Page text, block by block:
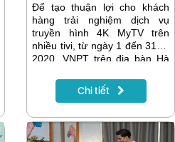
Để tạo thuận lợi cho khách
hàng trải nghiệm dịch vụ
truyền hình 4K MyTV trên
nhiều tivi, từ ngày 1 đến 31-3-
2020, VNPT trên địa bàn Hà
đãi MyTV trên tivi thứ hai cho
khách hàng. Theo đó, khách
đồng/tháng khi sử dụng MyTV
trên ti vi thứ hai
Chi tiết